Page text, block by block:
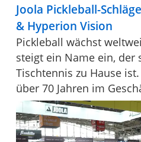
Joola Pickleball-
& Hyperion Vision
Pickleball wächst
steigt ein Name ein, der
Tischtennis zu Hause
über 70 Jahren im